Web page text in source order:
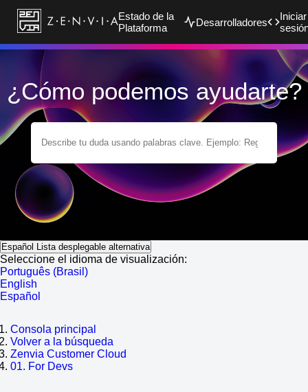
Estado de la
Plataforma
Desarrolladores
Iniciar
¿Cómo podemos ayudarte?
Español Lista desplegable alternativa
Seleccione el idioma de visualización:
Português (Brasil)
English
Español
Consola principal
Volver a la búsqueda
Zenvia Customer Cloud
01. For Devs